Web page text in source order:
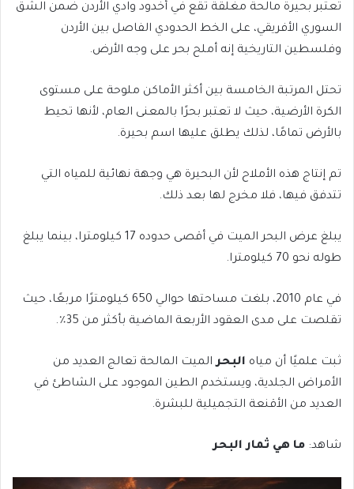
تعتبر بحيرة مالحة مغلقة تقع في أخدود وادي الأردن ضمن الشق
السوري الأفريقي، على الخط الحدودي الفاصل بين الأردن
وفلسطين التاريخية إنه أملح بحر على وجه الأرض.
تحتل المرتبة الخامسة بين أكثر الأماكن ملوحة على مستوى
الكرة الأرضية، حيث لا تعتبر بحرًا بالمعنى العام، لأنها تحيط
بالأرض تمامًا، لذلك يطلق عليها اسم بحيرة.
تم إنتاج هذه الأملاح لأن البحيرة هي وجهة نهائية للمياه التي
تتدفق فيها، فلا مخرج لها بعد ذلك.
يبلغ عرض البحر الميت في أقصى حدوده 17 كيلومترا، بينما يبلغ
طوله نحو 70 كيلومترا.
في عام 2010، بلغت مساحتها حوالي 650 كيلومترًا مربعًا، حيث
تقلصت على مدى العقود الأربعة الماضية بأكثر من 35٪.
ثبت علميًا أن مياه البحرالميت المالحة تعالج العديد من
الأمراض الجلدية، ويستخدم الطين الموجود على الشاطئ في
العديد من الأقنعة التجميلية للبشرة.
شاهد: ما هي ثمار البحر